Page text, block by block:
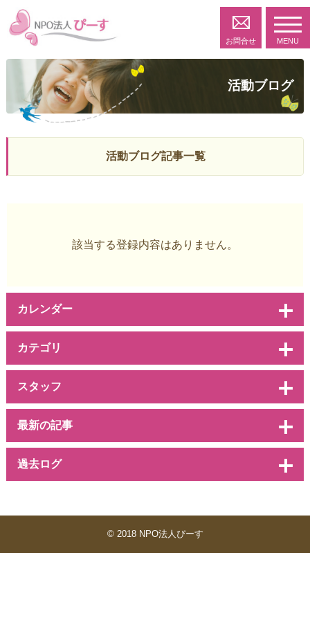
お問合せ MENU
活動ブログ
活動ブログ記事一覧
該当する登録内容はありません。
カレンダー
カテゴリ
スタッフ
最新の記事
過去ログ
© 2018 NPO法人ぴーす